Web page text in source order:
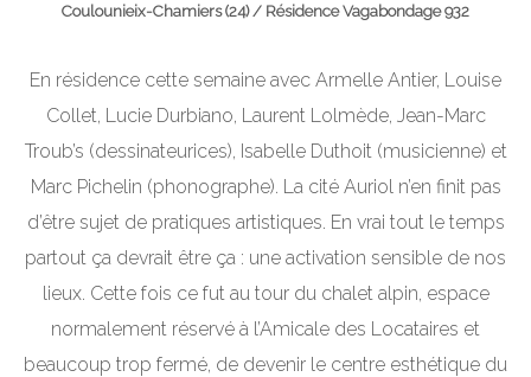
Coulounieix-Chamiers (24) / Résidence Vagabondage 932
En résidence cette semaine avec Armelle Antier, Louise
Collet, Lucie Durbiano, Laurent Lolmède, Jean-Marc
Troub’s (dessinateurices), Isabelle Duthoit (musicienne) et
Marc Pichelin (phonographe). La cité Auriol n’en finit pas
d’être sujet de pratiques artistiques. En vrai tout le temps
partout ça devrait être ça : une activation sensible de nos
lieux. Cette fois ce fut au tour du chalet alpin, espace
normalement réservé à l’Amicale des Locataires et
beaucoup trop fermé, de devenir le centre esthétique du